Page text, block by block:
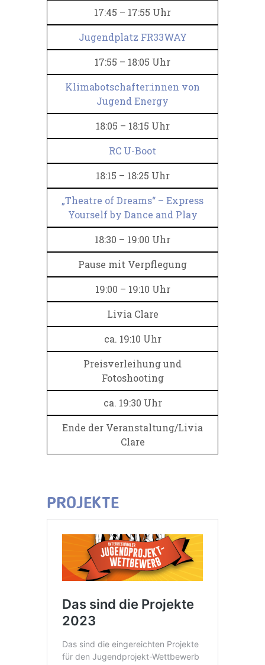
17:45 – 17:55 Uhr
Jugendplatz FR33WAY
17:55 – 18:05 Uhr
Klimabotschafter:innen von
Jugend Energy
18:05 – 18:15 Uhr
RC U-Boot
18:15 – 18:25 Uhr
„Theatre of Dreams“ – Express
Yourself by Dance and Play
18:30 – 19:00 Uhr
Pause mit Verpflegung
19:00 – 19:10 Uhr
Livia Clare
ca. 19:10 Uhr
Preisverleihung und
Fotoshooting
ca. 19:30 Uhr
Ende der Veranstaltung/Livia
Clare
PROJEKTE